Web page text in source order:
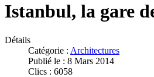
Istanbul, la gare
Détails
Catégorie : Architectures
Publié le : 8 Mars 2014
Clics : 6058